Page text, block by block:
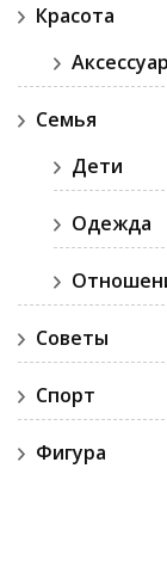
Красота
Семья
Дети
Одежда
Советы
Спорт
Фигура